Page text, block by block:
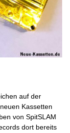
auf der
Kassetten
von SpitSLAM
dort bereits